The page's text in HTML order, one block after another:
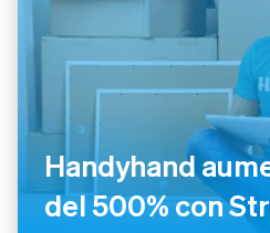
Handyhand
del 500% con